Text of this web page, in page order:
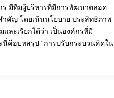
ร มีทีมผู้บริหารที่มีการพัฒนาตลอด
ำคัญ โดยเน้นนโยบาย ประสิทธิภาพ
ละเรียกได้ว่า เป็นองค์กรที่มี
คือบทสรุป “การปรับกระบวนคิดใน